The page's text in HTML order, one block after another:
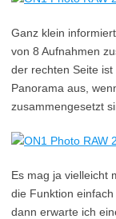
Ganz klein
von 8 Aufnahmen
der rechten Seite
Panorama aus,
zusammengesetzt
Es mag ja vielleicht
die Funktion
dann erwarte ich